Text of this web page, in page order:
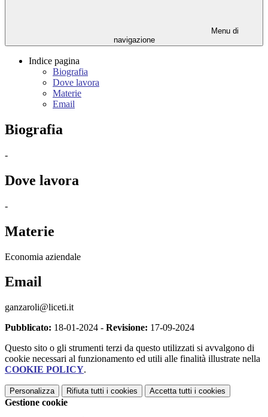
Menu di
navigazione
Indice pagina
Biografia
Dove lavora
Materie
Email
Biografia
-
Dove lavora
-
Materie
Economia aziendale
Email
ganzaroli@liceti.it
Pubblicato: 18-01-2024 - Revisione: 17-09-2024
Questo sito o gli strumenti terzi da questo utilizzati si avvalgono di
cookie necessari al funzionamento ed utili alle finalità illustrate nella
COOKIE POLICY.
Personalizza Rifiuta tutti i cookies Accetta tutti i cookies
Gestione cookie